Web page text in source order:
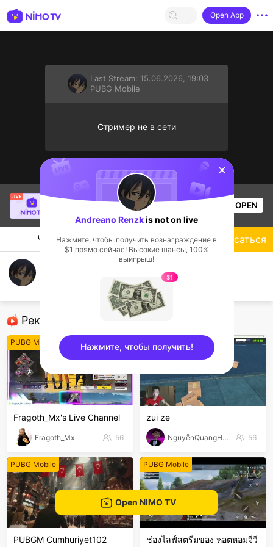
Open App
Last Stream: 15.06.2026, 19:03
PUBG Mobile
Стример не в сети
NguyễnQuangHưngis live!
Views OPEN
Чат Стример
Рекомендованные стримеры
PUBG Mobile
Fragoth_Mx's Live Channel
Fragoth_Mx 56
zui ze
NguyễnQuangHưng 56
PUBG Mobile
PUBGM Cumhuriyet102
PUBG Mobile
ช่องไลฟ์สตรีมของ หอตหอมจีวี
Подписаться
Open NIMO TV
sentinelStart
Andreano Renzkis not on live
Нажмите, чтобы получить вознаграждение в
$1 прямо сейчас! Высокие шансы, 100%
выигрыш!
$1
Нажмите, чтобы получить!
sentinelEnd